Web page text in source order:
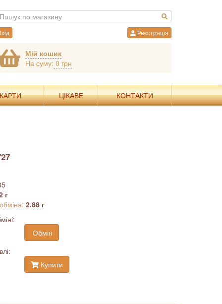
Реєстрація
Мій кошик
На суму: 0 грн
ЦІКАВЕ КОНТАКТИ
г
2.88 г
Обмін
Купити